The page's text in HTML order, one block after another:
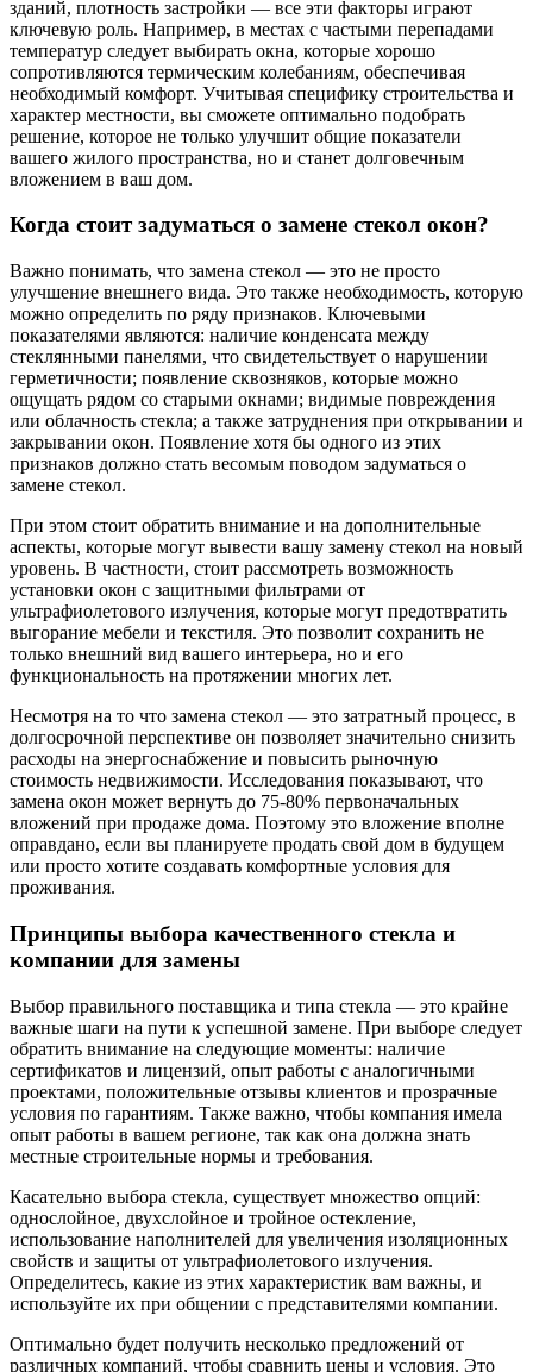
зданий, плотность застройки — все эти факторы играют
ключевую роль. Например, в местах с частыми перепадами
температур следует выбирать окна, которые хорошо
сопротивляются термическим колебаниям, обеспечивая
необходимый комфорт. Учитывая специфику строительства и
характер местности, вы сможете оптимально подобрать
решение, которое не только улучшит общие показатели
вашего жилого пространства, но и станет долговечным
вложением в ваш дом.
Когда стоит задуматься о замене стекол окон?
Важно понимать, что замена стекол — это не просто
улучшение внешнего вида. Это также необходимость, которую
можно определить по ряду признаков. Ключевыми
показателями являются: наличие конденсата между
стеклянными панелями, что свидетельствует о нарушении
герметичности; появление сквозняков, которые можно
ощущать рядом со старыми окнами; видимые повреждения
или облачность стекла; а также затруднения при открывании и
закрывании окон. Появление хотя бы одного из этих
признаков должно стать весомым поводом задуматься о
замене стекол.
При этом стоит обратить внимание и на дополнительные
аспекты, которые могут вывести вашу замену стекол на новый
уровень. В частности, стоит рассмотреть возможность
установки окон с защитными фильтрами от
ультрафиолетового излучения, которые могут предотвратить
выгорание мебели и текстиля. Это позволит сохранить не
только внешний вид вашего интерьера, но и его
функциональность на протяжении многих лет.
Несмотря на то что замена стекол — это затратный процесс, в
долгосрочной перспективе он позволяет значительно снизить
расходы на энергоснабжение и повысить рыночную
стоимость недвижимости. Исследования показывают, что
замена окон может вернуть до 75-80% первоначальных
вложений при продаже дома. Поэтому это вложение вполне
оправдано, если вы планируете продать свой дом в будущем
или просто хотите создавать комфортные условия для
проживания.
Принципы выбора качественного стекла и
компании для замены
Выбор правильного поставщика и типа стекла — это крайне
важные шаги на пути к успешной замене. При выборе следует
обратить внимание на следующие моменты: наличие
сертификатов и лицензий, опыт работы с аналогичными
проектами, положительные отзывы клиентов и прозрачные
условия по гарантиям. Также важно, чтобы компания имела
опыт работы в вашем регионе, так как она должна знать
местные строительные нормы и требования.
Касательно выбора стекла, существует множество опций:
однослойное, двухслойное и тройное остекление,
использование наполнителей для увеличения изоляционных
свойств и защиты от ультрафиолетового излучения.
Определитесь, какие из этих характеристик вам важны, и
используйте их при общении с представителями компании.
Оптимально будет получить несколько предложений от
различных компаний, чтобы сравнить цены и условия. Это